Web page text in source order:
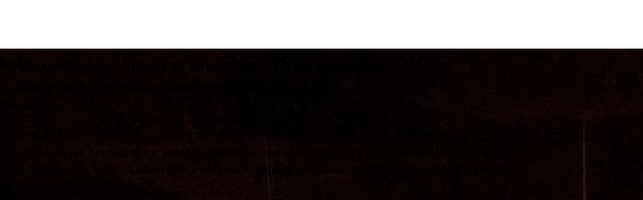
These cookies are necessary for purely technical reasons for a normal visit to the website. Given the